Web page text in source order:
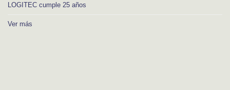
LOGITEC cumple 25 años
Ver más